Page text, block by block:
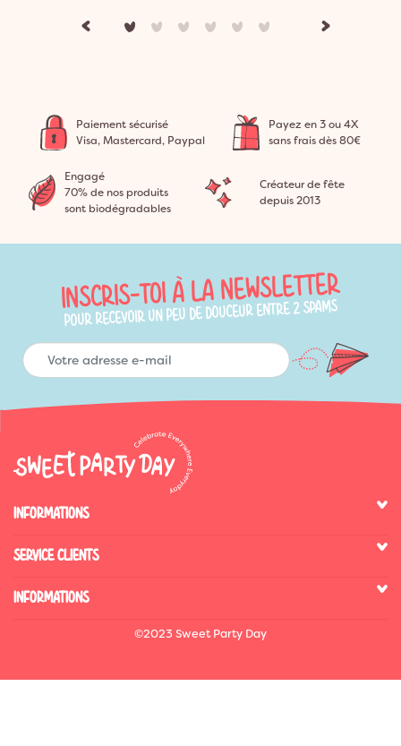
Paiement sécurisé
Visa, Mastercard, Paypal
Payez en 3 ou 4X
sans frais dès 80€
Engagé
70% de nos produits
sont biodégradables
Créateur de fête
depuis 2013
INSCRIS-TOI À LA NEWSLETTER
POUR RECEVOIR UN PEU DE DOUCEUR ENTRE 2 SPAMS
INFORMATIONS
SERVICE CLIENTS
INFORMATIONS
©2023 Sweet Party Day